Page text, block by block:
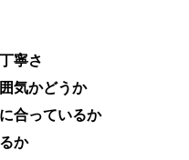
寧さ
気かどうか
合っているか
か